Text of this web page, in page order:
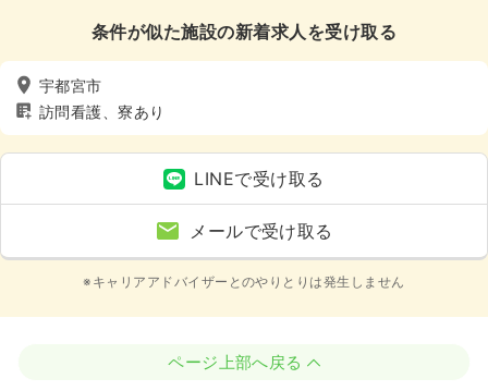
条件が似た施設の新着求人を受け取る
宇都宮市
訪問看護、寮あり
LINEで受け取る
メールで受け取る
※キャリアアドバイザーとのやりとりは発生しません
ページ上部へ戻る